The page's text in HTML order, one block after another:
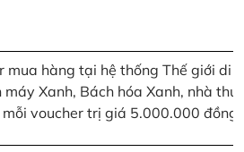
mua hàng tại hệ thống Thế giới di
Xanh, Bách hóa Xanh, nhà
voucher trị giá 5.000.000 đồng